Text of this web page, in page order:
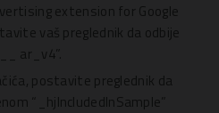
extension for Google
vaš preglednik da odbije
ar_v4”.
postavite preglednik da
“_hjIncludedInSample”